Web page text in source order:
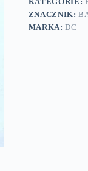
ZNACZNIK:
MARKA:DC